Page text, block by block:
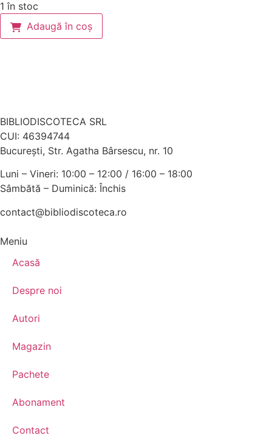
1 în stoc
Adaugă în coș
BIBLIODISCOTECA SRL
CUI: 46394744
Bucureşti, Str. Agatha Bârsescu, nr. 10
Luni – Vineri: 10:00 – 12:00 / 16:00 – 18:00
Sâmbătă – Duminică: Închis
contact@bibliodiscoteca.ro
Meniu
Acasă
Despre noi
Autori
Magazin
Pachete
Abonament
Contact